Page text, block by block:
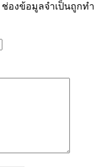
ช่องข้อมูลจำเป็นถูกทำ